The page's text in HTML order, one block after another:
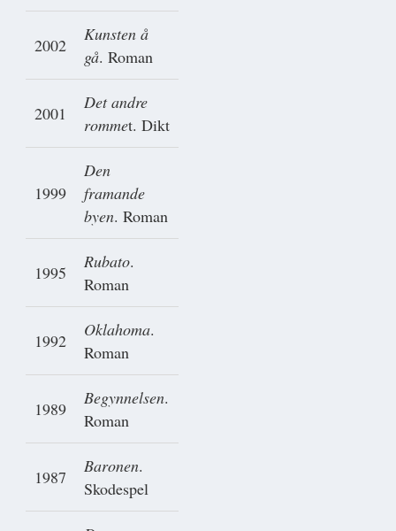
2002
Kunsten å
gå. Roman
2001
Det andre
rommet. Dikt
1999
Den
framande
byen. Roman
1995
Rubato.
Roman
1992
Oklahoma.
Roman
1989
Begynnelsen.
Roman
1987
Baronen.
Skodespel